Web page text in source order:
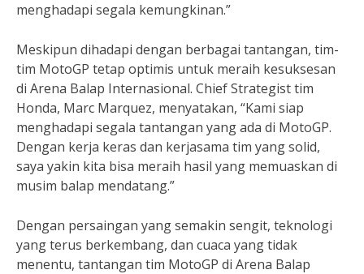
menghadapi segala kemungkinan.”
Meskipun dihadapi dengan berbagai tantangan, tim-
tim MotoGP tetap optimis untuk meraih kesuksesan
di Arena Balap Internasional. Chief Strategist tim
Honda, Marc Marquez, menyatakan, “Kami siap
menghadapi segala tantangan yang ada di MotoGP.
Dengan kerja keras dan kerjasama tim yang solid,
saya yakin kita bisa meraih hasil yang memuaskan di
musim balap mendatang.”
Dengan persaingan yang semakin sengit, teknologi
yang terus berkembang, dan cuaca yang tidak
menentu, tantangan tim MotoGP di Arena Balap